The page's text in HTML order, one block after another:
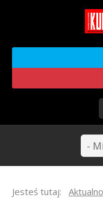
Jesteś tutaj: